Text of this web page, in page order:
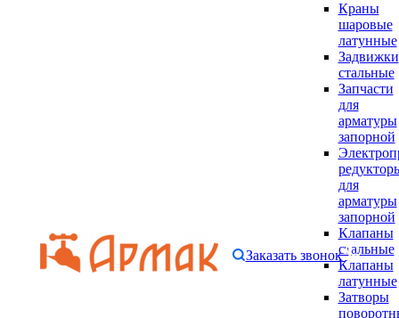
Краны
шаровые
латунные
Задвижки
стальные
Запчасти
для
арматуры
запорной
для
арматуры
запорной
Клапаны
стальные
Клапаны
латунные
Затворы
Заказать звонок